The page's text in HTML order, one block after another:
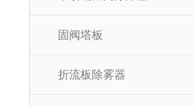
固阀塔板
折流板除雾器